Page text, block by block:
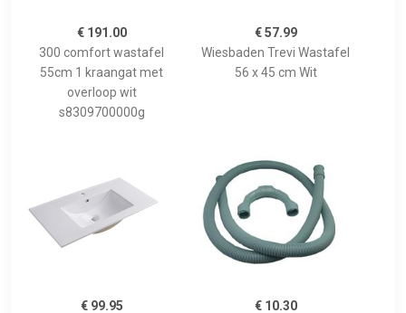
€ 191.00
300 comfort wastafel
55cm 1 kraangat met
overloop wit
s8309700000g
€ 57.99
Wiesbaden Trevi Wastafel
56 x 45 cm Wit
€ 99.95
€ 10.30